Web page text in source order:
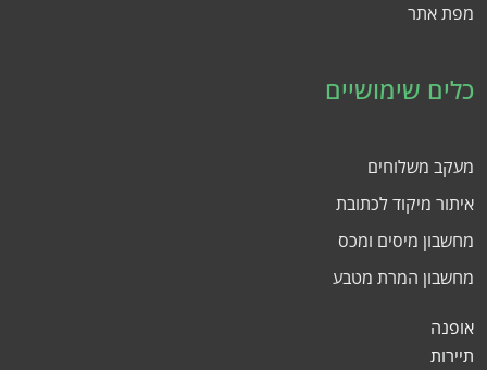
מפת אתר
כלים שימושיים
מעקב משלוחים
איתור מיקוד לכתובת
מחשבון מיסים ומכס
מחשבון המרת מטבע
אופנה
תיירות